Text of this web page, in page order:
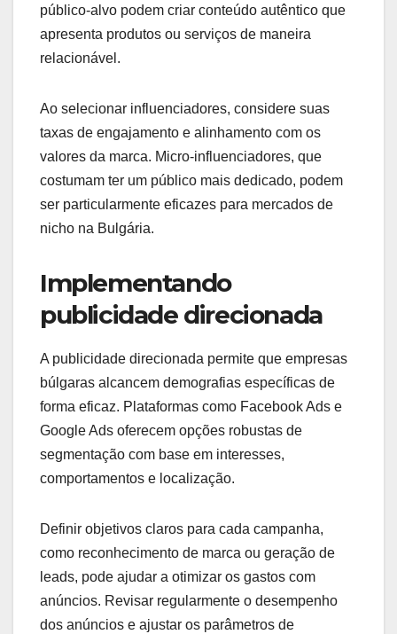
público-alvo podem criar conteúdo autêntico que
apresenta produtos ou serviços de maneira
relacionável.
Ao selecionar influenciadores, considere suas
taxas de engajamento e alinhamento com os
valores da marca. Micro-influenciadores, que
costumam ter um público mais dedicado, podem
ser particularmente eficazes para mercados de
nicho na Bulgária.
Implementando
publicidade direcionada
A publicidade direcionada permite que empresas
búlgaras alcancem demografias específicas de
forma eficaz. Plataformas como Facebook Ads e
Google Ads oferecem opções robustas de
segmentação com base em interesses,
comportamentos e localização.
Definir objetivos claros para cada campanha,
como reconhecimento de marca ou geração de
leads, pode ajudar a otimizar os gastos com
anúncios. Revisar regularmente o desempenho
dos anúncios e ajustar os parâmetros de